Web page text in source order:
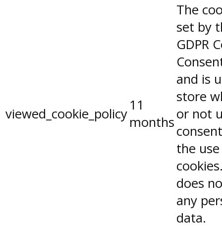
viewed_cookie_policy
11
months
The
set by
GDPR
and is
store
or not
the
does
any
data.